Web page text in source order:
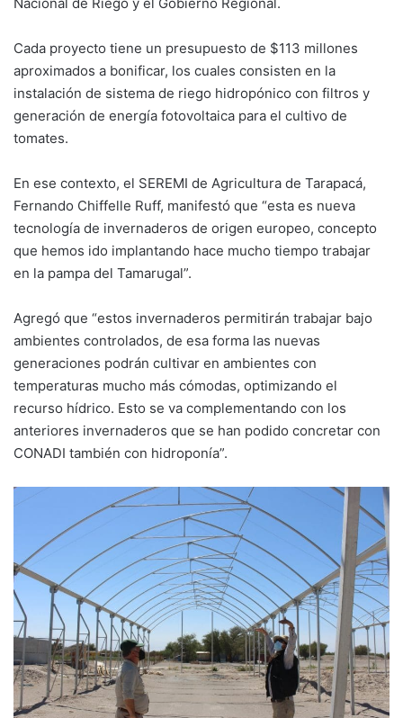
Cada proyecto tiene un presupuesto de $113 millones
aproximados a bonificar, los cuales consisten en la
instalación de sistema de riego hidropónico con filtros y
generación de energía fotovoltaica para el cultivo de
tomates.
En ese contexto, el SEREMI de Agricultura de Tarapacá,
Fernando Chiffelle Ruff, manifestó que “esta es nueva
tecnología de invernaderos de origen europeo, concepto
que hemos ido implantando hace mucho tiempo trabajar
en la pampa del Tamarugal”.
Agregó que “estos invernaderos permitirán trabajar bajo
ambientes controlados, de esa forma las nuevas
generaciones podrán cultivar en ambientes con
temperaturas mucho más cómodas, optimizando el
recurso hídrico. Esto se va complementando con los
anteriores invernaderos que se han podido concretar con
CONADI también con hidroponía”.